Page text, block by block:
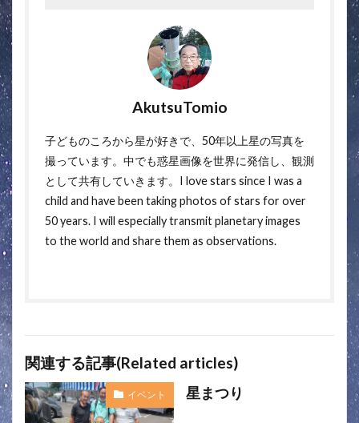
AkutsuTomio
子どものころから星が好きで、50年以上星の写真を
撮っています。中でも惑星画像を世界に発信し、観測
として共有していきます。I love stars since I was a
child and have been taking photos of stars for over
50 years. I will especially transmit planetary images
to the world and share them as observations.
関連する記事(Related articles)
イベント 星まつり